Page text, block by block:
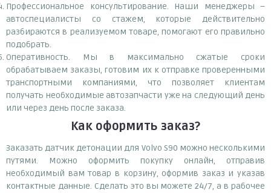
Профессиональное консультирование. Наши менеджеры –
автоспециалисты со стажем, которые действительно
разбираются в реализуемом товаре, помогают его правильно
подобрать.
Оперативность. Мы в максимально сжатые сроки
обрабатываем заказы, готовим их к отправке проверенными
транспортными компаниями, что позволяет клиентам
получать необходимые автозапчасти уже на следующий день
или через день после заказа.
Как оформить заказ?
Заказать датчик детонации для Volvo S90 можно несколькими
путями. Можно оформить покупку онлайн, отправив
необходимый вам товар в корзину, оформив заказ и указав
контактные данные. Сделать это вы можете 24/7, а в рабочее